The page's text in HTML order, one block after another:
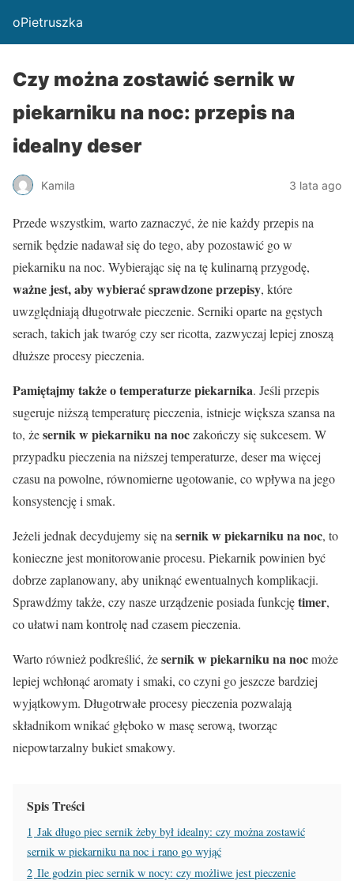
oPietruszka
Czy można zostawić sernik w
piekarniku na noc: przepis na
idealny deser
Kamila 3 lata ago
Przede wszystkim, warto zaznaczyć, że nie każdy przepis na
sernik będzie nadawał się do tego, aby pozostawić go w
piekarniku na noc. Wybierając się na tę kulinarną przygodę,
ważne jest, aby wybierać sprawdzone przepisy, które
uwzględniają długotrwałe pieczenie. Serniki oparte na gęstych
serach, takich jak twaróg czy ser ricotta, zazwyczaj lepiej znoszą
dłuższe procesy pieczenia.
Pamiętajmy także o temperaturze piekarnika. Jeśli przepis
sugeruje niższą temperaturę pieczenia, istnieje większa szansa na
to, żesernik w piekarniku na noczakończy się sukcesem. W
przypadku pieczenia na niższej temperaturze, deser ma więcej
czasu na powolne, równomierne ugotowanie, co wpływa na jego
konsystencję i smak.
Jeżeli jednak decydujemy się na sernik w piekarniku na noc, to
konieczne jest monitorowanie procesu. Piekarnik powinien być
dobrze zaplanowany, aby uniknąć ewentualnych komplikacji.
Sprawdźmy także, czy nasze urządzenie posiada funkcjętimer,
co ułatwi nam kontrolę nad czasem pieczenia.
Warto również podkreślić, żesernik w piekarniku na nocmoże
lepiej wchłonąć aromaty i smaki, co czyni go jeszcze bardziej
wyjątkowym. Długotrwałe procesy pieczenia pozwalają
składnikom wnikać głęboko w masę serową, tworząc
niepowtarzalny bukiet smakowy.
Spis Treści
1 Jak długo piec sernik żeby był idealny: czy można zostawić
sernik w piekarniku na noc i rano go wyjąć
2 Ile godzin piec sernik w nocy: czy możliwe jest pieczenie